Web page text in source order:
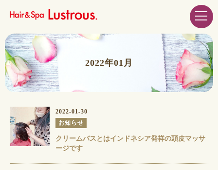
2022年01月
2022-01-30
お知らせ
クリームバスとはインドネシア発祥の頭皮マッサ
ージです